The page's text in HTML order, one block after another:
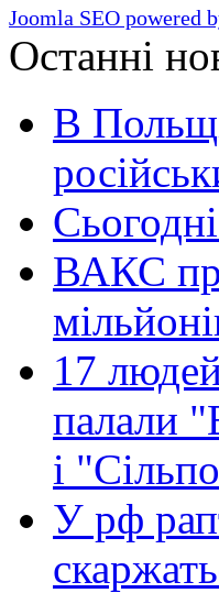
Joomla SEO powered
Останні
В
ВАКС
17
палали
і
У рф